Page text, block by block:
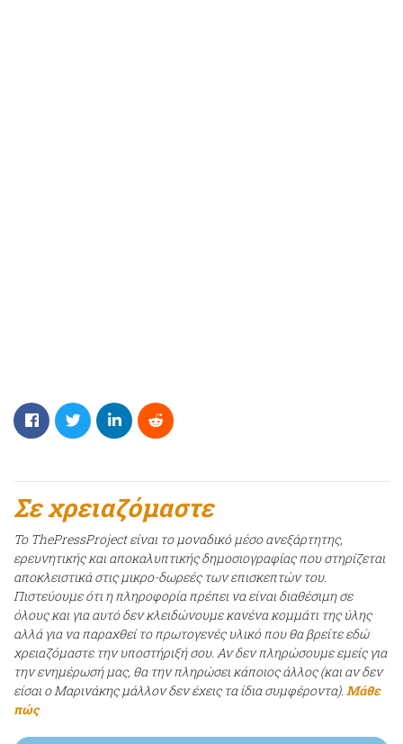
Σε χρειαζόμαστε
Το ThePressProject είναι το μοναδικό μέσο ανεξάρτητης,
ερευνητικής και αποκαλυπτικής δημοσιογραφίας που στηρίζεται
αποκλειστικά στις μικρο-δωρεές των επισκεπτών του.
Πιστεύουμε ότι η πληροφορία πρέπει να είναι διαθέσιμη σε
όλους και για αυτό δεν κλειδώνουμε κανένα κομμάτι της ύλης
αλλά για να παραχθεί το πρωτογενές υλικό που θα βρείτε εδώ
χρειαζόμαστε την υποστήριξή σου. Αν δεν πληρώσουμε εμείς για
την ενημέρωσή μας, θα την πληρώσει κάποιος άλλος (και αν δεν
είσαι ο Μαρινάκης μάλλον δεν έχεις τα ίδια συμφέροντα). Μάθε
πώς